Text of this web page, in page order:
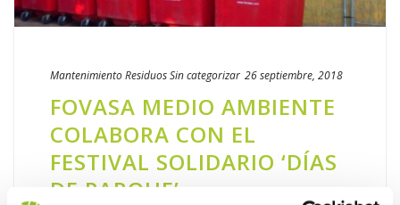
MantenimientoResiduosSin categorizar 26 septiembre, 2018
FOVASA MEDIO AMBIENTE
COLABORA CON EL
FESTIVAL SOLIDARIO ‘DÍAS
DE PARQUE’